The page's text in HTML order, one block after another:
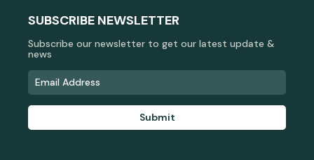
SUBSCRIBE NEWSLETTER
Subscribe our newsletter to get our latest update &
news
Submit